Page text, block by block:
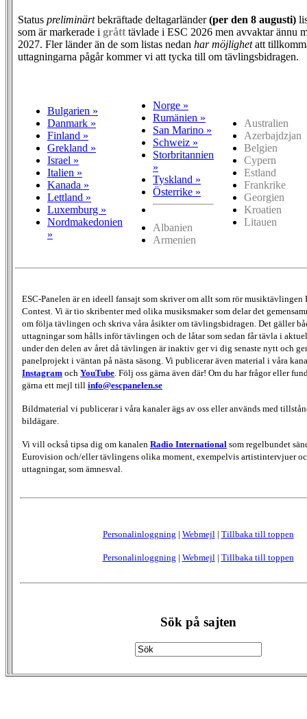
Status preliminärtbekräftade deltagarländer(per den 8 augusti)
som är markerade i grått tävlade i ESC 2026 men avvaktar ännu
2027. Fler länder än de som listas nedan har möjlighetatt
uttagningarna pågår kommer vi att tycka till om tävlingsbidragen.
Bulgarien »
Danmark »
Finland »
Grekland »
Israel »
Italien »
Kanada »
Lettland »
Luxemburg »
Nordmakedonien
»
Norge »
Rumänien »
San Marino »
Schweiz »
Storbritannien
»
Tyskland »
Österrike »
Albanien
Armenien
Australien
Azerbajdzjan
Belgien
Cypern
Estland
Frankrike
Georgien
Kroatien
Litauen
ESC-Panelen är en ideell fansajt som skriver om allt som rör musiktävlingen
Contest. Vi är tio skribenter med olika musiksmaker som delar det
om följa tävlingen och skriva våra åsikter om tävlingsbidragen. Det gäller
uttagningar som hålls inför tävlingen och de låtar som sedan får tävla i
under den delen av året då tävlingen är inaktiv ger vi dig senaste nytt och
panelprojekt i väntan på nästa säsong. Vi publicerar även material i våra
Instagram och YouTube . Följ oss gärna även där! Om du har frågor eller
gärna ett mejl till info@escpanelen.se
Bildmaterial vi publicerar i våra kanaler ägs av oss eller används med
bildägare.
Vi vill också tipsa dig om kanalen Radio International som regelbundet
Eurovision och/eller tävlingens olika moment, exempelvis artistintervjuer
uttagningar, som ämnesval.
Personalinloggning | Webmejl | Tillbaka till toppen
Personalinloggning | Webmejl | Tillbaka till toppen
Sök på sajten